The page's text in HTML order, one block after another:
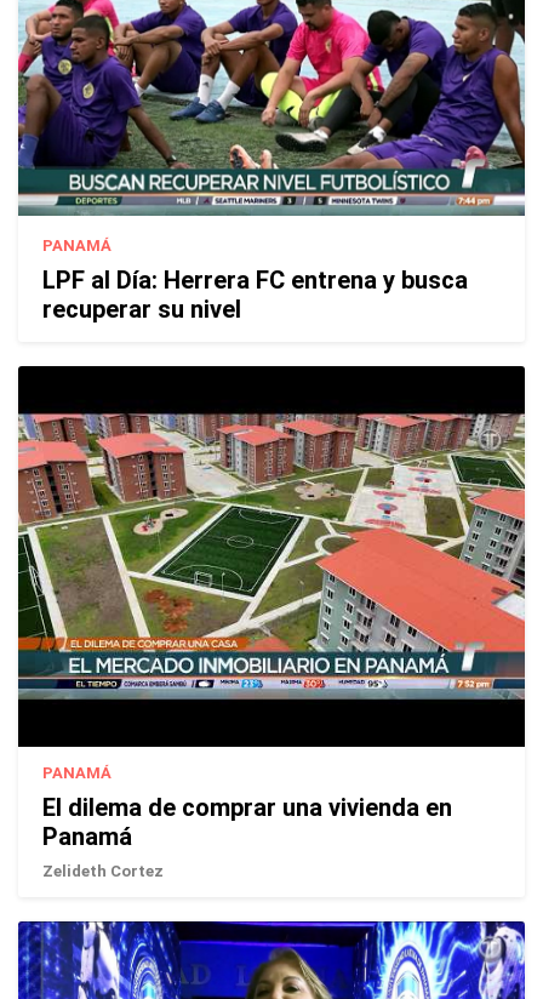
PANAMÁ
LPF al Día: Herrera FC entrena y busca
recuperar su nivel
PANAMÁ
El dilema de comprar una vivienda en
Panamá
Zelideth Cortez